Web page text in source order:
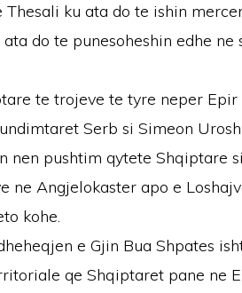
ku ata do te ishin
do te punesoheshin edhe ne
te trojeve te tyre neper Epir
Serb si Simeon
nen pushtim qytete Shqiptare
ne Angjelokaster apo e
kohe.
e Gjin Bua Shpates
qe Shqiptaret pane ne